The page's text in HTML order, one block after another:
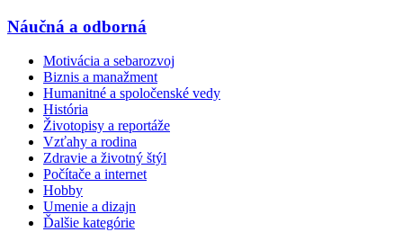
Náučná a odborná
Motivácia a sebarozvoj
Biznis a manažment
Humanitné a spoločenské vedy
História
Životopisy a reportáže
Vzťahy a rodina
Zdravie a životný štýl
Počítače a internet
Hobby
Umenie a dizajn
Ďalšie kategórie